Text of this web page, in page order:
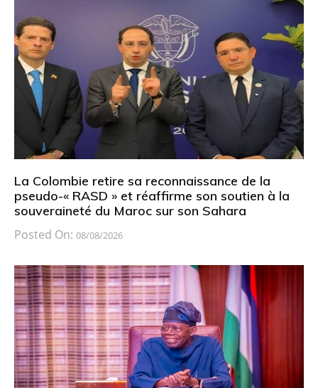
La Colombie retire sa reconnaissance de la
pseudo-« RASD » et réaffirme son soutien à la
souveraineté du Maroc sur son Sahara
Posted On: 08/08/2026